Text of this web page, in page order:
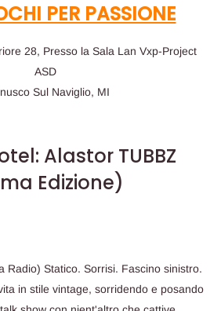
PER PASSIONE
28, Presso la Sala Lan Vxp-Project
ASD
Sul Naviglio, MI
Alastor TUBBZ
Edizione)
Radio) Statico. Sorrisi. Fascino sinistro.
in stile vintage, sorridendo e posando